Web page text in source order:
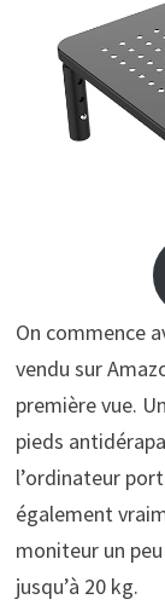
On commence
vendu sur
première vue.
pieds
l’ordinateur
également
moniteur un
jusqu’à 20 kg.